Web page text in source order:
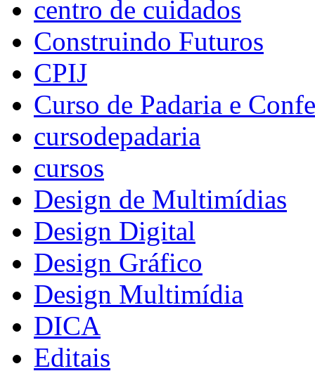
centro de cuidados
Construindo Futuros
CPIJ
Curso de Padaria e
cursodepadaria
cursos
Design de Multimídias
Design Digital
Design Gráfico
Design Multimídia
DICA
Editais